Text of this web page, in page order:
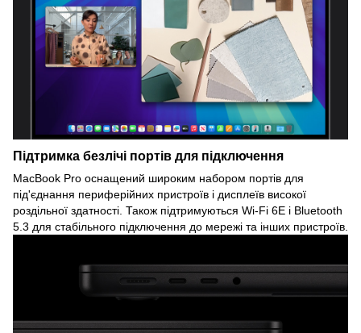
Підтримка безлічі портів для підключення
MacBook Pro оснащений широким набором портів для
під'єднання периферійних пристроїв і дисплеїв високої
роздільної здатності. Також підтримуються Wi-Fi 6E і Bluetooth
5.3 для стабільного підключення до мережі та інших пристроїв.